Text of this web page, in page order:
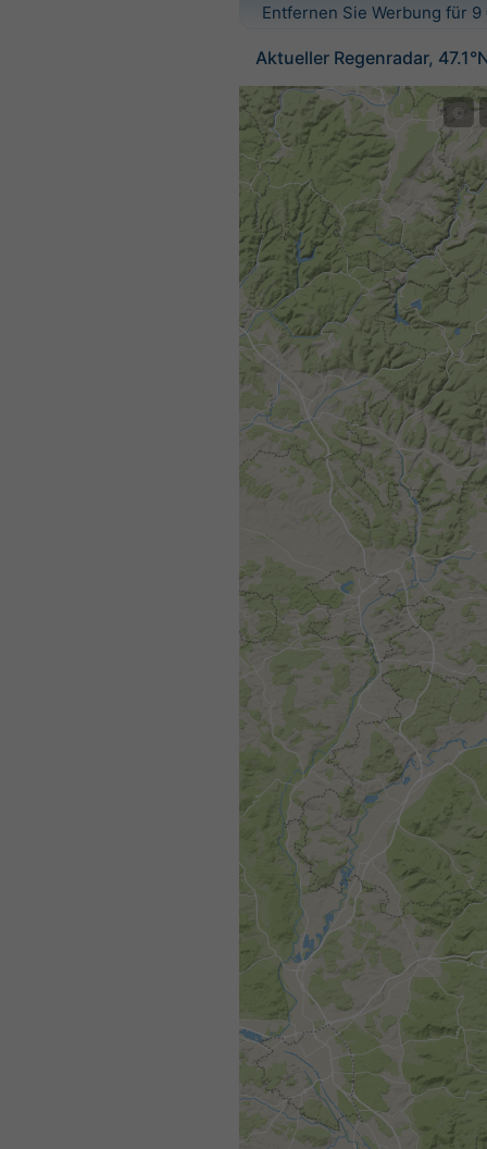
Entfernen Sie Werbung für
Aktueller Regenradar,
©